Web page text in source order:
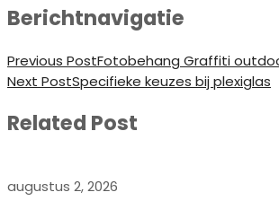
Berichtnavigatie
Previous PostFotobehang Graffiti
Next PostSpecifieke keuzes bij plexiglas
Related Post
augustus 2, 2026